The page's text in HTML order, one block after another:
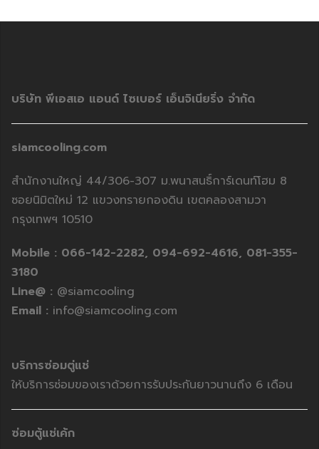
บริษัท พีเอสเอ แอนด์ ไซเบอร์ เอ็นจิเนียริ่ง จำกัด
siamcooling.com
สำนักงานใหญ่ 44/306-307 ม.พนาสนธิ์การ์เดนท์โฮม 8
ซอยนิมิตใหม่ 12 แขวงทรายกองดิน เขตคลองสามวา
กรุงเทพฯ 10510
Mobile : 066-142-2282, 094-692-4616, 081-355-
3180
Line@ : @siamcooling
Email : info@siamcooling.com
บริการซ่อมตู่แช่
ให้บริการซ่อมของเราด้วยการรับประกันยาวนานถึง 6 เดือน
ซ่อมตู้แช่เค้ก